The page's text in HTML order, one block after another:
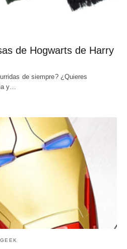
de Hogwarts de Harry
de siempre? ¿Quieres
y…
GEEK